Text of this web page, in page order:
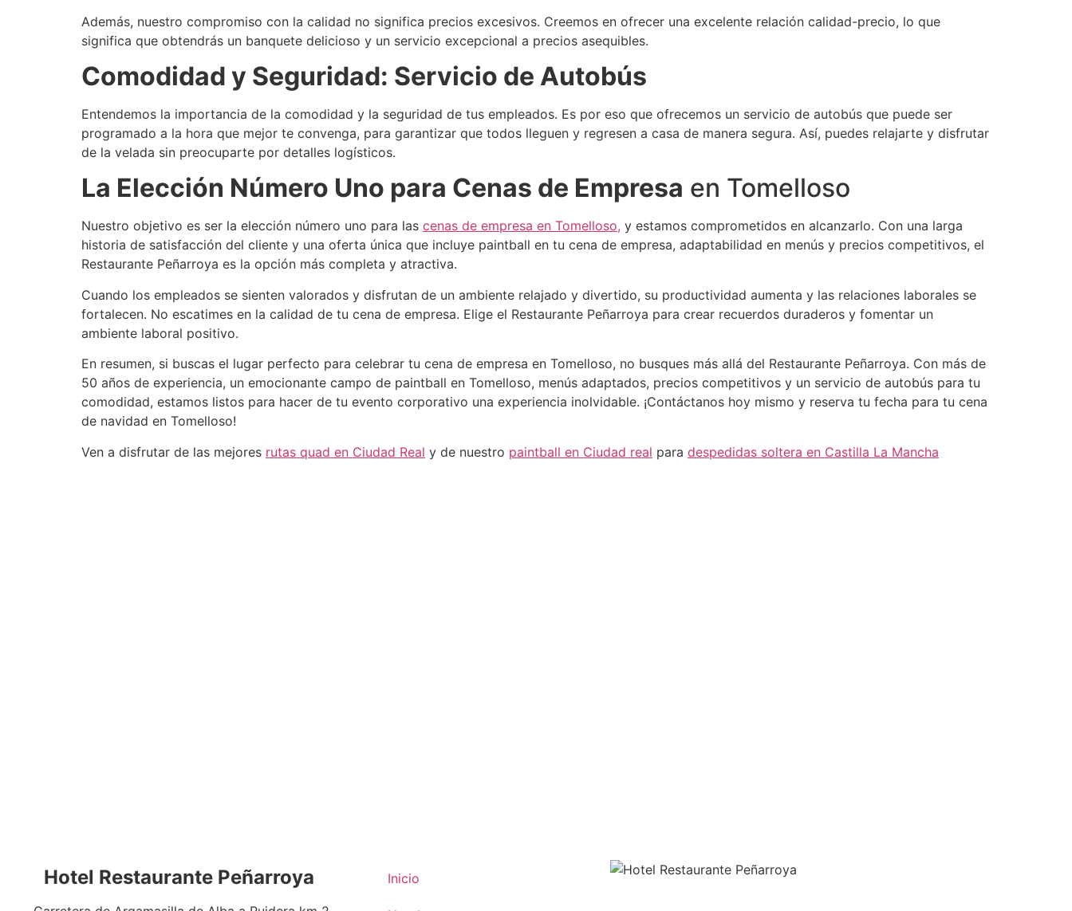
Además, nuestro compromiso con la calidad no significa precios excesivos. Creemos en ofrecer una excelente relación calidad-precio, lo que
significa que obtendrás un banquete delicioso y un servicio excepcional a precios asequibles.
Comodidad y Seguridad: Servicio de Autobús
Entendemos la importancia de la comodidad y la seguridad de tus empleados. Es por eso que ofrecemos un servicio de autobús que puede ser
programado a la hora que mejor te convenga, para garantizar que todos lleguen y regresen a casa de manera segura. Así, puedes relajarte y disfrutar
de la velada sin preocuparte por detalles logísticos.
La Elección Número Uno para Cenas de Empresa en Tomelloso
Nuestro objetivo es ser la elección número uno para las cenas de empresa en Tomelloso, y estamos comprometidos en alcanzarlo. Con una larga
historia de satisfacción del cliente y una oferta única que incluye paintball en tu cena de empresa, adaptabilidad en menús y precios competitivos, el
Restaurante Peñarroya es la opción más completa y atractiva.
Cuando los empleados se sienten valorados y disfrutan de un ambiente relajado y divertido, su productividad aumenta y las relaciones laborales se
fortalecen. No escatimes en la calidad de tu cena de empresa. Elige el Restaurante Peñarroya para crear recuerdos duraderos y fomentar un
ambiente laboral positivo.
En resumen, si buscas el lugar perfecto para celebrar tu cena de empresa en Tomelloso, no busques más allá del Restaurante Peñarroya. Con más de
50 años de experiencia, un emocionante campo de paintball en Tomelloso, menús adaptados, precios competitivos y un servicio de autobús para tu
comodidad, estamos listos para hacer de tu evento corporativo una experiencia inolvidable. ¡Contáctanos hoy mismo y reserva tu fecha para tu cena
de navidad en Tomelloso!
Ven a disfrutar de las mejores rutas quad en Ciudad Real y de nuestro paintball en Ciudad real para despedidas soltera en Castilla La Mancha
Hotel Restaurante Peñarroya Inicio